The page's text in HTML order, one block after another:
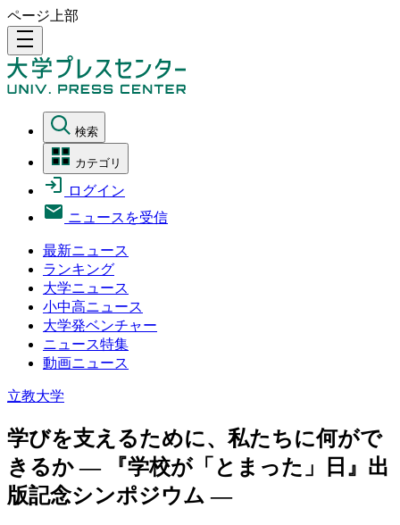
ページ上部
density_medium
検索
カテゴリ
ログイン
ニュースを受信
最新ニュース
ランキング
大学ニュース
小中高ニュース
大学発ベンチャー
ニュース特集
動画ニュース
立教大学
学びを支えるために、私たちに何がで
きるか — 『学校が「とまった」日』出
版記念シンポジウム —